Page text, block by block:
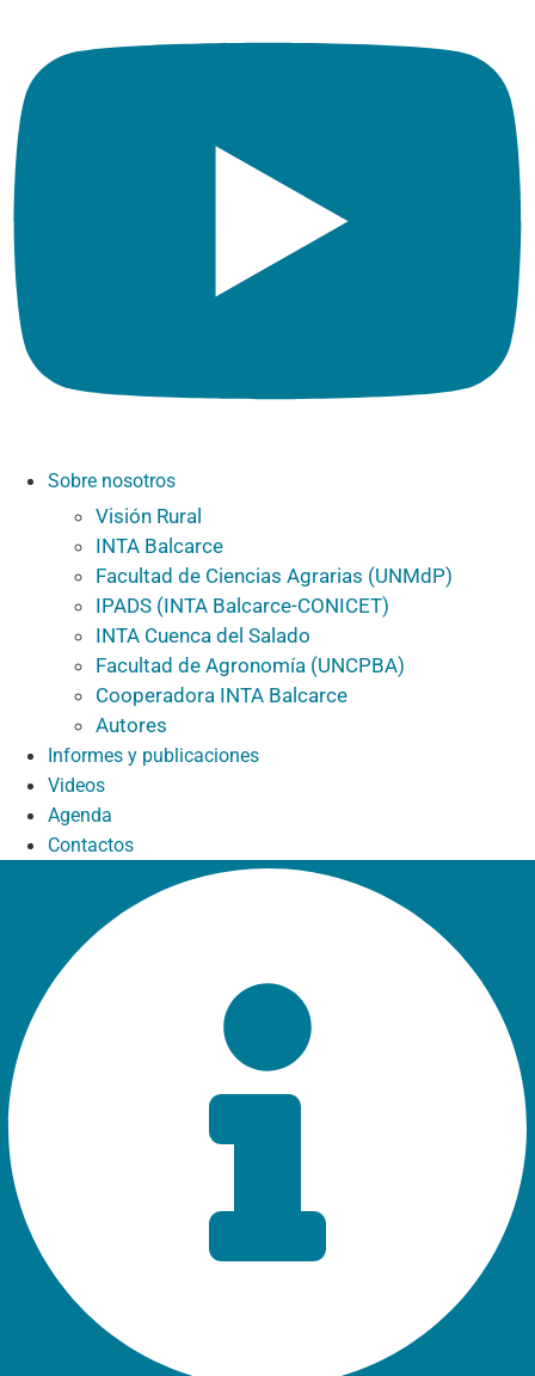
Sobre nosotros
Visión Rural
INTA Balcarce
Facultad de Ciencias Agrarias (UNMdP)
IPADS (INTA Balcarce-CONICET)
INTA Cuenca del Salado
Facultad de Agronomía (UNCPBA)
Cooperadora INTA Balcarce
Autores
Informes y publicaciones
Videos
Agenda
Contactos